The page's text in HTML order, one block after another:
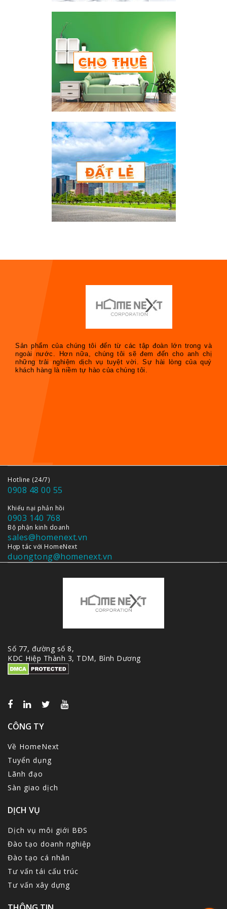
Sản phẩm của chúng tôi đến từ các tập đoàn lớn trong và
ngoài nước. Hơn nữa, chúng tôi sẽ đem đến cho anh chị
những trải nghiệm dịch vụ tuyệt vời. Sự hài lòng của quý
khách hàng là niềm tự hào của chúng tôi.
Hotline (24/7)
0908 48 00 55
Khiếu nại phản hồi
0903 140 768
Bộ phận kinh doanh
sales@homenext.vn
Hợp tác với HomeNext
duongtong@homenext.vn
Số 77, đường số 8,
KDC Hiệp Thành 3, TDM, Bình Dương
CÔNG TY
Về HomeNext
Tuyển dụng
Lãnh đạo
Sàn giao dịch
DỊCH VỤ
Dịch vụ môi giới BĐS
Đào tạo doanh nghiệp
Đào tạo cá nhân
Tư vấn tái cấu trúc
Tư vấn xây dựng